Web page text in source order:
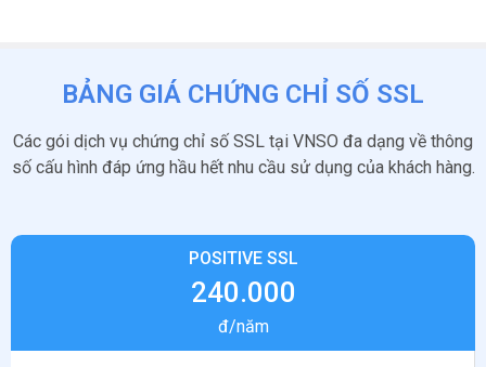
BẢNG GIÁ CHỨNG CHỈ SỐ SSL
Các gói dịch vụ chứng chỉ số SSL tại VNSO đa dạng về thông
số cấu hình đáp ứng hầu hết nhu cầu sử dụng của khách hàng.
POSITIVE SSL
240.000
đ/năm